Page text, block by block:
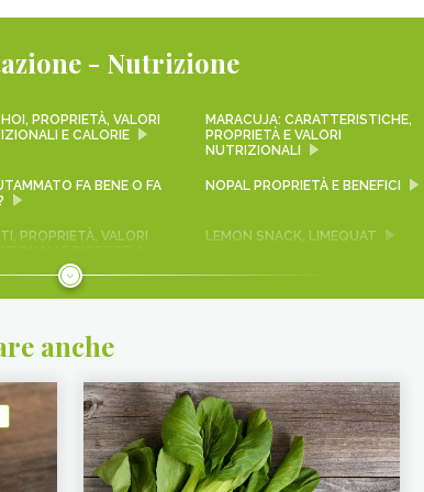
- Nutrizione
PROPRIETÀ, VALORI
E CALORIE
MARACUJA: CARATTERISTICHE,
PROPRIETÀ E VALORI
NUTRIZIONALI
FA BENE O FA
NOPAL PROPRIETÀ E BENEFICI
PROPRIETÀ, VALORI
E RICETTE
LEMON SNACK, LIMEQUAT
SEITAN PROPRIETÀ E
ACQUAFABA
SONO LE CARNI BIANCHE
NATURALI.IT
MIELE MILLEFIORI: PROPRIETÀ,
BENEFICI E VALORI
NUTRIZIONALI - CURE-
NATURALI.IT
anche